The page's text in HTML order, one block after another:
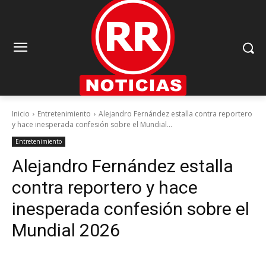
Inicio Entretenimiento
Alejandro Fernández estalla contra reportero
y hace inesperada confesión sobre el Mundial...
Entretenimiento
Alejandro Fernández estalla
contra reportero y hace
inesperada confesión sobre el
Mundial 2026